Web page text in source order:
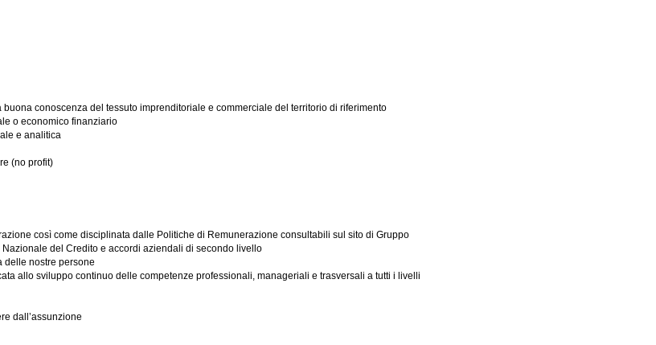
conoscenza del tessuto imprenditoriale e commerciale del territorio di riferimento
o economico finanziario
e analitica
(no profit)
così come disciplinata dalle Politiche di Remunerazione consultabili sul sito di Gruppo
del Credito e accordi aziendali di secondo livello
delle nostre persone
allo sviluppo continuo delle competenze professionali, manageriali e trasversali a tutti i livelli
dall’assunzione